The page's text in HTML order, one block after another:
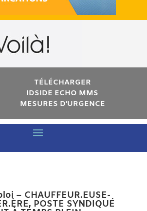
TÉLÉCHARGER
IDSIDE ECHO MMS
MESURES D’URGENCE
– CHAUFFEUR.EUSE-
POSTE SYNDIQUÉ